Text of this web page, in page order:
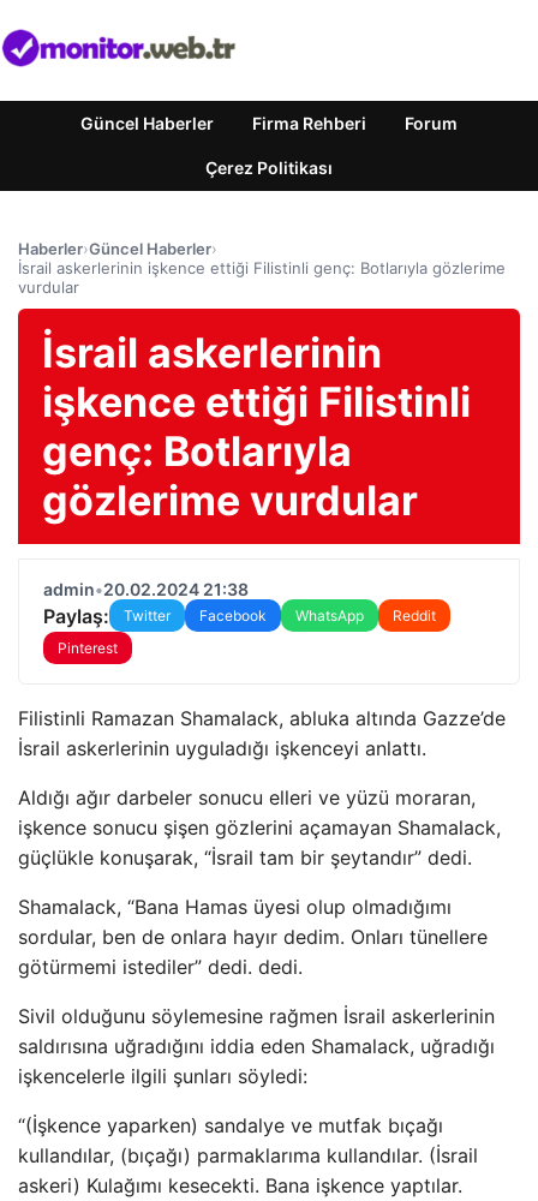
Güncel Haberler Firma Rehberi Forum
Çerez Politikası
Haberler›Güncel Haberler›
İsrail askerlerinin işkence ettiği Filistinli genç: Botlarıyla gözlerime
vurdular
İsrail askerlerinin
işkence ettiği Filistinli
genç: Botlarıyla
gözlerime vurdular
admin•20.02.2024 21:38
Paylaş: Twitter Facebook WhatsApp
Reddit
Pinterest
Filistinli Ramazan Shamalack, abluka altında Gazze’de
İsrail askerlerinin uyguladığı işkenceyi anlattı.
Aldığı ağır darbeler sonucu elleri ve yüzü moraran,
işkence sonucu şişen gözlerini açamayan Shamalack,
güçlükle konuşarak, “İsrail tam bir şeytandır” dedi.
Shamalack, “Bana Hamas üyesi olup olmadığımı
sordular, ben de onlara hayır dedim. Onları tünellere
götürmemi istediler” dedi. dedi.
Sivil olduğunu söylemesine rağmen İsrail askerlerinin
saldırısına uğradığını iddia eden Shamalack, uğradığı
işkencelerle ilgili şunları söyledi:
“(İşkence yaparken) sandalye ve mutfak bıçağı
kullandılar, (bıçağı) parmaklarıma kullandılar. (İsrail
askeri) Kulağımı kesecekti. Bana işkence yaptılar.